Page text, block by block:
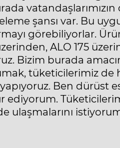
şansı var. Bu
görebiliyorlar.
ALO 175
Bizim burada
tüketicilerimiz de
Ben dürüst
ediyorum.
ulaşmalarını